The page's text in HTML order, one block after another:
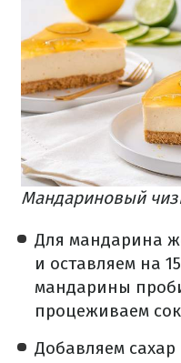
Мандариновый
Для мандарина
и оставляем на
мандарины
процеживаем
Добавляем